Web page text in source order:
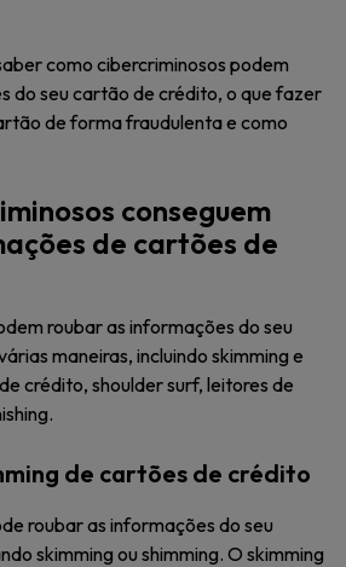
como cibercriminosos podem
do seu cartão de crédito, o que fazer
de forma fraudulenta e como
conseguem
de cartões de
roubar as informações do seu
maneiras, incluindo skimming e
crédito, shoulder surf, leitores de
de cartões de crédito
roubar as informações do seu
skimming ou shimming. O skimming